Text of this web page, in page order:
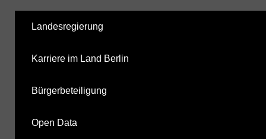
Landesregierung
Karriere im Land Berlin
Bürgerbeteiligung
Open Data